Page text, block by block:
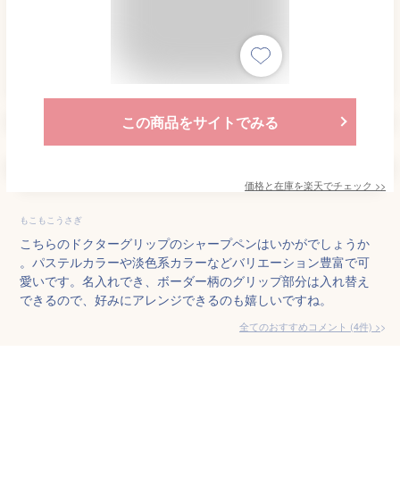
この商品をサイトでみる
価格と在庫を楽天でチェック >>
もこもこうさぎ
こちらのドクターグリップのシャープペンはいかがでしょうか
。パステルカラーや淡色系カラーなどバリエーション豊富で可
愛いです。名入れでき、ボーダー柄のグリップ部分は入れ替え
できるので、好みにアレンジできるのも嬉しいですね。
全てのおすすめコメント (4件) >